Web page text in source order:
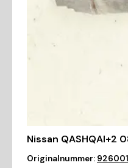
Nissan QASHQAI+2
Originalnummer: